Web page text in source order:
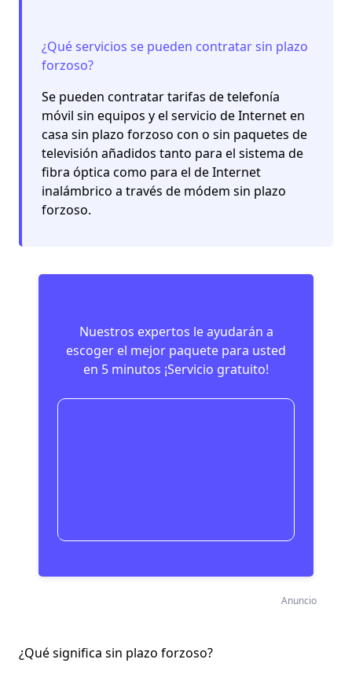
¿Qué servicios se pueden contratar sin plazo
forzoso?
Se pueden contratar tarifas de telefonía
móvil sin equipos y el servicio de Internet en
casa sin plazo forzoso con o sin paquetes de
televisión añadidos tanto para el sistema de
fibra óptica como para el de Internet
inalámbrico a través de módem sin plazo
forzoso.
Nuestros expertos le ayudarán a
escoger el mejor paquete para usted
en 5 minutos ¡Servicio gratuito!
¡Contrate ya!
Anuncio
¿Qué significa sin plazo forzoso?